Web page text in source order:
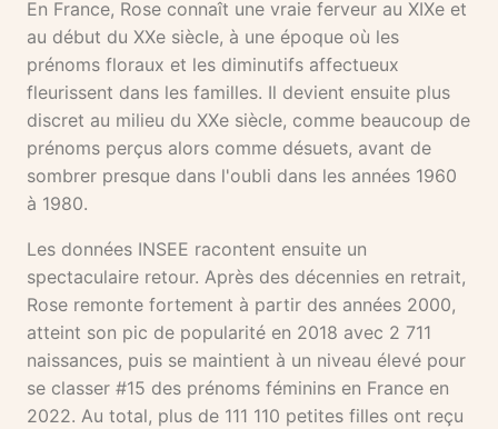
En France, Rose connaît une vraie ferveur au XIXe et
au début du XXe siècle, à une époque où les
prénoms floraux et les diminutifs affectueux
fleurissent dans les familles. Il devient ensuite plus
discret au milieu du XXe siècle, comme beaucoup de
prénoms perçus alors comme désuets, avant de
sombrer presque dans l'oubli dans les années 1960
à 1980.
Les données INSEE racontent ensuite un
spectaculaire retour. Après des décennies en retrait,
Rose remonte fortement à partir des années 2000,
atteint son pic de popularité en 2018 avec 2 711
naissances, puis se maintient à un niveau élevé pour
se classer #15 des prénoms féminins en France en
2022. Au total, plus de 111 110 petites filles ont reçu